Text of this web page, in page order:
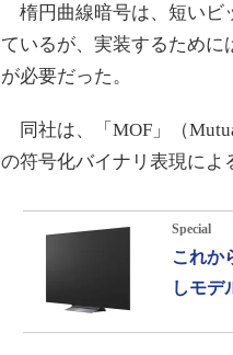
楕円曲線暗号は、短いビ
ているが、実装するため
が必要だった。
同社は、「MOF」（
の符号化バイナリ表現によ
Special
これか
しモデ